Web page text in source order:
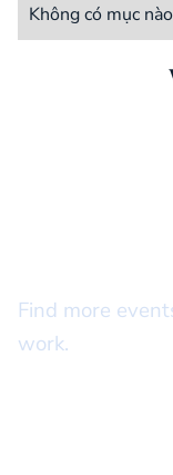
Không có mục
Find more
work.